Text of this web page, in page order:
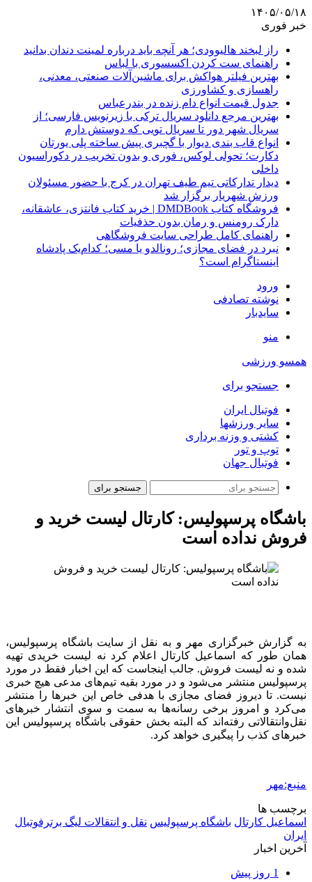
۱۴۰۵/۰۵/۱۸
خبر فوری
راز لبخند هالیوودی؛ هر آنچه باید درباره لمینت دندان بدانید
راهنمای ست کردن اکسسوری با لباس
بهترین فیلتر هواکش برای ماشین‌آلات صنعتی، معدنی،
راهسازی و کشاورزی
جدول قیمت انواع دام زنده در بندرعباس
بهترین مرجع دانلود سریال ترکی با زیرنویس فارسی؛ از
سریال شهر دور تا سریال تویی که دوستش دارم
انواع قاب بندی دیوار با گچبری پیش ساخته پلی یورتان
دکارت؛ تحولی لوکس، فوری و بدون تخریب در دکوراسیون
داخلی
دیدار تدارکاتی تیم طیف تهران در کرج با حضور مسئولان
ورزش شهریار برگزار شد
فروشگاه کتاب DMDBook | خرید کتاب فانتزی، عاشقانه،
دارک رومنس و رمان بدون حذفیات
راهنمای کامل طراحی سایت فروشگاهی
نبرد در فضای مجازی؛ رونالدو یا مسی؛ کدام‌یک پادشاه
اینستاگرام است؟
ورود
نوشته تصادفی
سایدبار
منو
همسو ورزشی
جستجو برای
فوتبال ایران
سایر ورزشها
کشتی و وزنه برداری
توپ و تور
فوتبال جهان
جستجو برای
باشگاه پرسپولیس: کارتال لیست خرید و
فروش نداده است
به گزارش خبرگزاری مهر و به نقل از سایت باشگاه پرسپولیس،
همان طور که اسماعیل کارتال اعلام کرد نه لیست خریدی تهیه
شده و نه لیست فروش. جالب اینجاست که این اخبار فقط در مورد
پرسپولیس منتشر می‌شود و در مورد بقیه تیم‌های مدعی هیچ خبری
نیست. تا دیروز فضای مجازی با هدفی خاص این خبرها را منتشر
می‌کرد و امروز برخی رسانه‌ها به سمت و سوی انتشار خبرهای
نقل‌وانتقالاتی رفته‌اند که البته بخش حقوقی باشگاه پرسپولیس این
خبرهای کذب را پیگیری خواهد کرد.
منبع:مهر
برچسب ها
اسماعیل کارتال باشگاه پرسپولیس نقل و انتقالات لیگ برترفوتبال
ایران
آخرین اخبار
1 روز پیش